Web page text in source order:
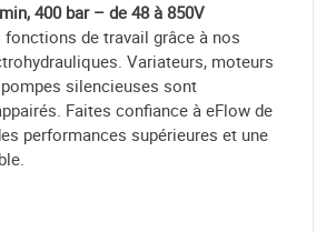
400 bar – de 48 à 850V
de travail grâce à nos
Variateurs, moteurs
silencieuses sont
Faites confiance à eFlow de
performances supérieures et une